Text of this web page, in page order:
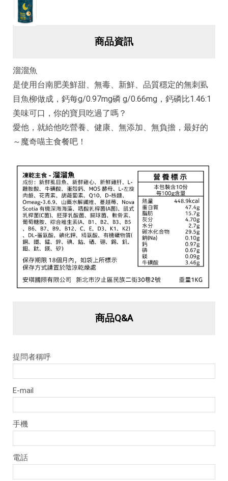
商品資訊
溜溜魚
是使用台南肥美鮮甜、無毒、新鮮、品質穩定的無刺虱
目魚柳做成，鈣每g/0.97mg磷 g/0.66mg，鈣磷比1.46:1
美味可口，你的寶貝吃過了嗎？
愛他，就給他吃營養、健康、無添加、無負擔，最好的
～魔奇喵主食餐吧！
商品Q&A
提問者稱呼
E-mail
手機
電話